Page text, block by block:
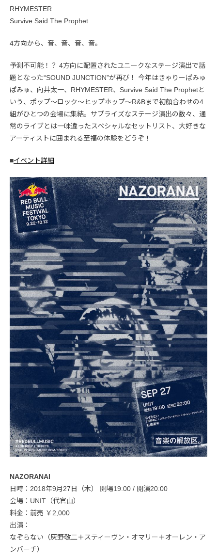
RHYMESTER
Survive Said The Prophet
4方向から、音、音、音、音。
予測不可能！？ 4方向に配置されたユニークなステージ演出で話
題となった“SOUND JUNCTION”が再び！ 今年はきゃりーぱみゅ
ぱみゅ、向井太一、RHYMESTER、Survive Said The Prophetと
いう、ポップ〜ロック〜ヒップホップ〜R&Bまで初顔合わせの4
組がひとつの会場に集結。サプライズなステージ演出の数々、通
常のライブとは一味違ったスペシャルなセットリスト、大好きな
アーティストに囲まれる至福の体験をどうぞ！
■イベント詳細
NAZORANAI
日時：2018年9月27日（木） 開場19:00 / 開演20:00
会場：UNIT（代官山）
料金：前売 ￥2,000
出演：
なぞらない（灰野敬二＋スティーヴン・オマリー＋オーレン・ア
ンバーチ）